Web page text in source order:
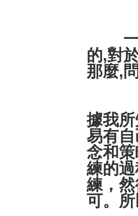
一個
的,對
那麼,
據我
易有
念和
練的
練，
可。所